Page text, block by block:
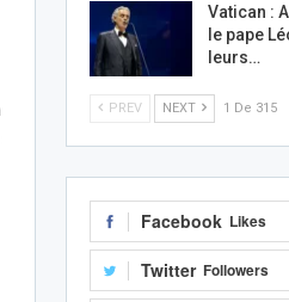
Vatican :
le pape
leurs…
PREV NEXT 1 De 315
Facebook Likes
Twitter Followers